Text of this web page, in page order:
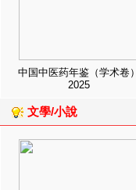
中国中医药年鉴（学术卷）
2025
文學/小說